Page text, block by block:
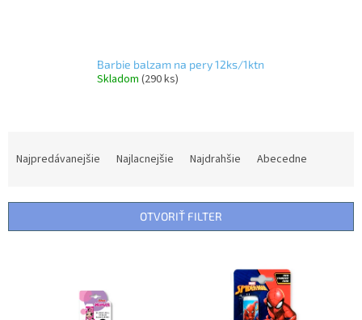
Barbie balzam na pery 12ks/1ktn
Skladom (290 ks)
i
Najpredávanejšie Najlacnejšie Najdrahšie Abecedne
OTVORIŤ FILTER